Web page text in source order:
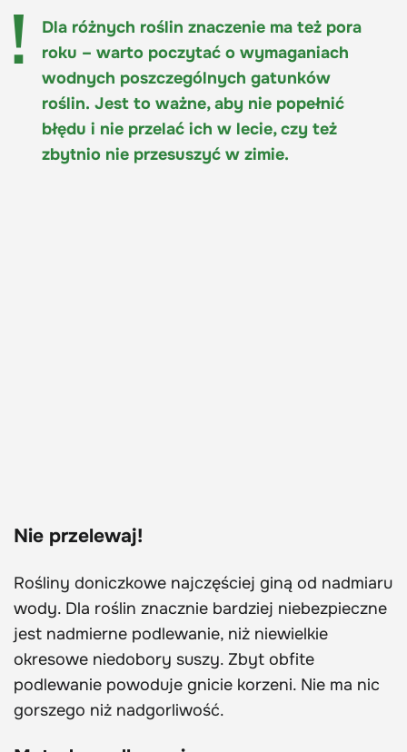
Dla różnych roślin znaczenie ma też pora
roku – warto poczytać o wymaganiach
wodnych poszczególnych gatunków
roślin. Jest to ważne, aby nie popełnić
błędu i nie przelać ich w lecie, czy też
zbytnio nie przesuszyć w zimie.
Nie przelewaj!
Rośliny doniczkowe najczęściej giną od nadmiaru
wody. Dla roślin znacznie bardziej niebezpieczne
jest nadmierne podlewanie, niż niewielkie
okresowe niedobory suszy. Zbyt obfite
podlewanie powoduje gnicie korzeni. Nie ma nic
gorszego niż nadgorliwość.